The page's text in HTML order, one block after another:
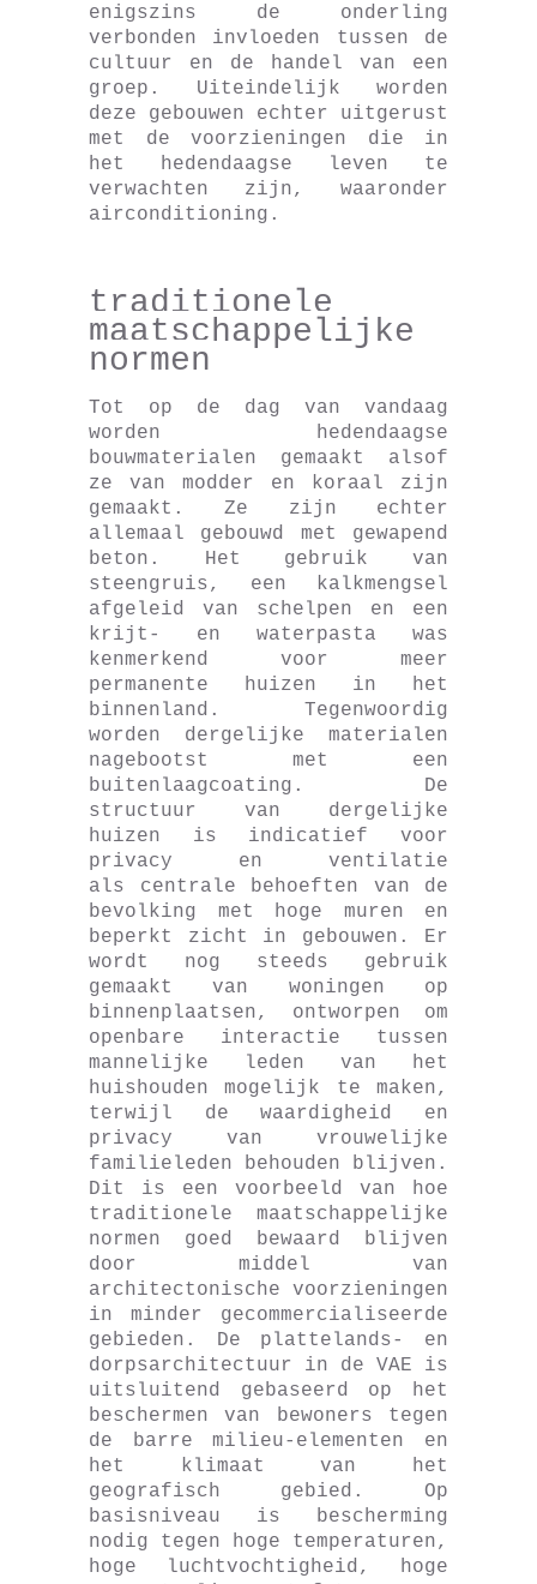
enigszins de onderling
verbonden invloeden tussen de
cultuur en de handel van een
groep. Uiteindelijk worden
deze gebouwen echter uitgerust
met de voorzieningen die in
het hedendaagse leven te
verwachten zijn, waaronder
airconditioning.
traditionele
maatschappelijke
normen
Tot op de dag van vandaag
worden hedendaagse
bouwmaterialen gemaakt alsof
ze van modder en koraal zijn
gemaakt. Ze zijn echter
allemaal gebouwd met gewapend
beton. Het gebruik van
steengruis, een kalkmengsel
afgeleid van schelpen en een
krijt- en waterpasta was
kenmerkend voor meer
permanente huizen in het
binnenland. Tegenwoordig
worden dergelijke materialen
nagebootst met een
buitenlaagcoating. De
structuur van dergelijke
huizen is indicatief voor
privacy en ventilatie
als centrale behoeften van de
bevolking met hoge muren en
beperkt zicht in gebouwen. Er
wordt nog steeds gebruik
gemaakt van woningen op
binnenplaatsen, ontworpen om
openbare interactie tussen
mannelijke leden van het
huishouden mogelijk te maken,
terwijl de waardigheid en
privacy van vrouwelijke
familieleden behouden blijven.
Dit is een voorbeeld van hoe
traditionele maatschappelijke
normen goed bewaard blijven
door middel van
architectonische voorzieningen
in minder gecommercialiseerde
gebieden. De plattelands- en
dorpsarchitectuur in de VAE is
uitsluitend gebaseerd op het
beschermen van bewoners tegen
de barre milieu-elementen en
het klimaat van het
geografisch gebied. Op
basisniveau is bescherming
nodig tegen hoge temperaturen,
hoge luchtvochtigheid, hoge